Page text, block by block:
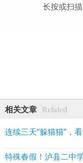
长按或扫
相关文章 Related
连续三天“躲猫猫”，
特殊春假！泸县二中